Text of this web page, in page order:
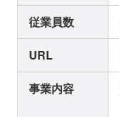
従業員数
URL
事業内容